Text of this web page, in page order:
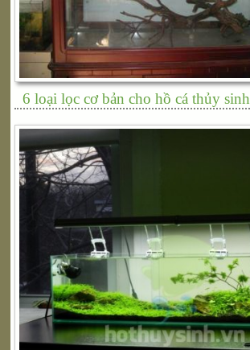
6 loại lọc cơ bản cho hồ cá thủy sinh